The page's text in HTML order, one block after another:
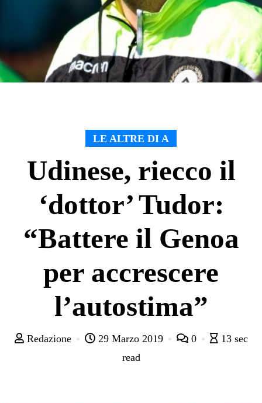
LE ALTRE DI A
Udinese, riecco il
‘dottor’ Tudor:
“Battere il Genoa
per accrescere
l’autostima”
Redazione 29 Marzo 2019 0
13 sec
read